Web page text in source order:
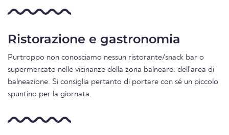
Ristorazione e gastronomia
Purtroppo non conosciamo nessun ristorante/snack bar o
supermercato nelle vicinanze della zona balneare. dell'area di
balneazione. Si consiglia pertanto di portare con sé un piccolo
spuntino per la giornata.